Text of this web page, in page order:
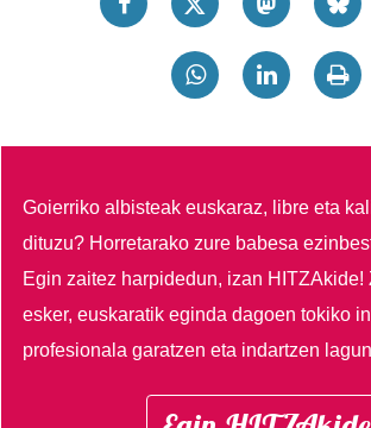
Goierriko albisteak euskaraz, libre eta
dituzu? Horretarako zure babesa
Egin zaitez harpidedun, izan HITZAkide!
esker, euskaratik eginda dagoen tokiko
profesionala garatzen eta indartzen